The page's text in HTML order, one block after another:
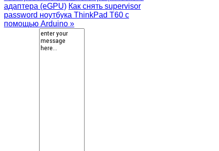
адаптера (eGPU) Как снять supervisor
password ноутбука ThinkPad T60 с
помощью Arduino »